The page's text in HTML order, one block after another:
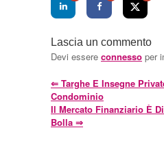
Lascia un commento
Devi essere connesso per
⇐ Targhe E Insegne
Condominio
Il Mercato Finanziario È
Bolla ⇒